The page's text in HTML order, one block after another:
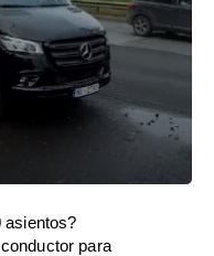
asientos?
para